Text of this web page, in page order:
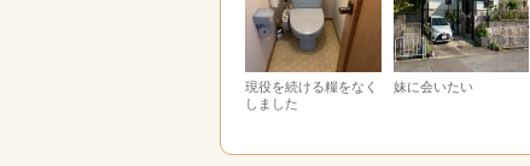
現役を続ける糧をなく
しました
妹に会いたい